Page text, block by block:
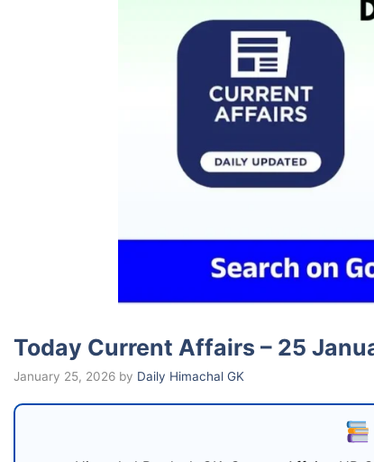
Today Current Affairs – 25
January 25, 2026 by Daily Himachal GK